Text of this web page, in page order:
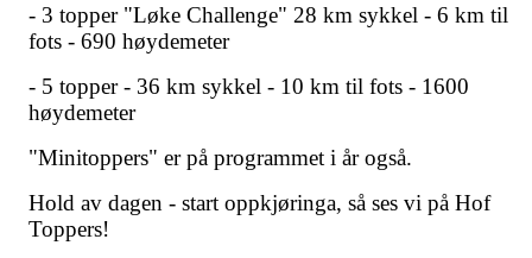
- 3 topper "Løke Challenge" 28 km sykkel - 6 km til
fots - 690 høydemeter
- 5 topper - 36 km sykkel - 10 km til fots - 1600
høydemeter
"Minitoppers" er på programmet i år også.
Hold av dagen - start oppkjøringa, så ses vi på Hof
Toppers!